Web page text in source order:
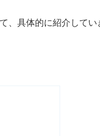
、具体的に紹介してい